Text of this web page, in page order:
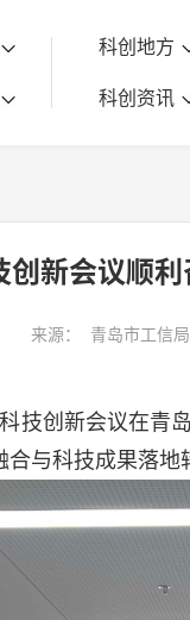
科创地方
科创资讯
新会议顺利
来源： 青岛市工信局
技创新会议在青
与科技成果落地